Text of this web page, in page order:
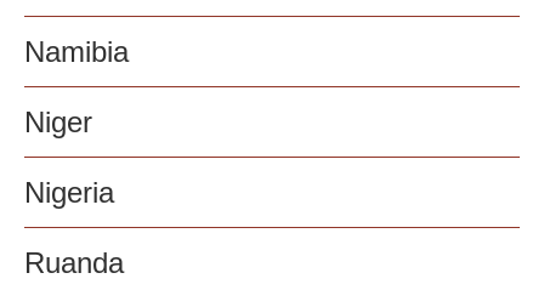
Namibia
Niger
Nigeria
Ruanda